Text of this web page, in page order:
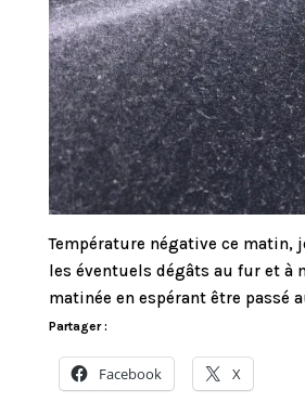
Température négative ce matin,
les éventuels dégâts au fur et à
matinée en espérant être passé
Partager :
Facebook X